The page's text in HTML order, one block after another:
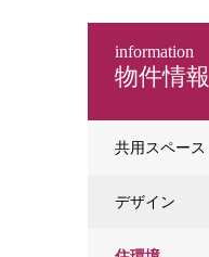
物件情報
information
共用スペース
デザイン